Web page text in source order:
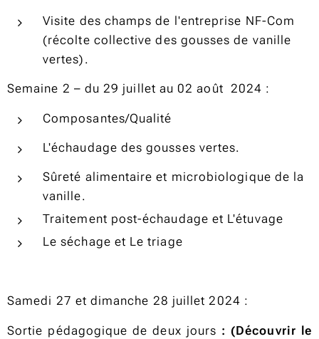
Visite des champs de l'entreprise NF-Com
(récolte collective des gousses de vanille
vertes).
Semaine 2 – du 29 juillet au 02août 2024 :
Composantes/Qualité
L'échaudage des gousses vertes.
Sûreté alimentaire et microbiologique de la
vanille.
Traitement post-échaudage et L'étuvage
Le séchage et Le triage
Samedi 27 et dimanche 28 juillet 2024 :
Sortie pédagogique de deux jours : (Découvrir le